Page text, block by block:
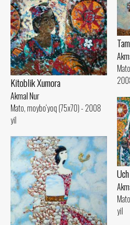
Kitoblik Xumora
Akmal Nur
Mato, moybo‘yoq (75x70) - 2008
yil
yil